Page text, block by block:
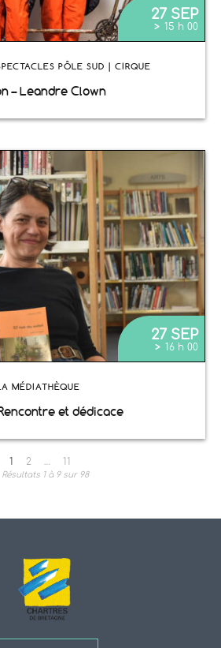
27 SEP
> 15 h 00
PÔLE SUD | CIRQUE
– Leandre Clown
27 SEP
> 16 h 00
MÉDIATHÈQUE
et dédicace
Pagination
1 2 … 11
Résultats 1 à 9 sur 98